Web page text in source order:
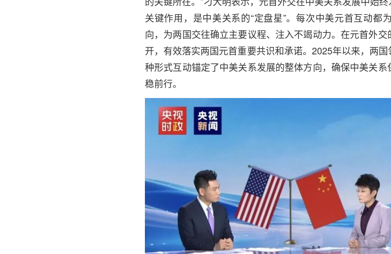
关键作用，是中美关系的“定盘星”。每次中美元首互动都
向，为两国交往确立主要议程、注入不竭动力。在元首外
开，有效落实两国元首重要共识和承诺。2025年以来，两
种形式互动锚定了中美关系发展的整体方向，确保中美关
稳前行。